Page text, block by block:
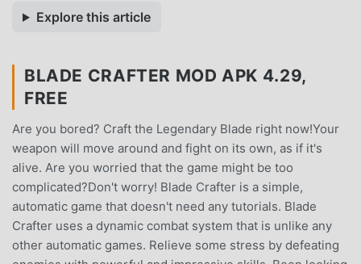
Explore this article
BLADE CRAFTER MOD APK 4.29,
FREE
Are you bored? Craft the Legendary Blade right now!Your
weapon will move around and fight on its own, as if it's
alive. Are you worried that the game might be too
complicated?Don't worry! Blade Crafter is a simple,
automatic game that doesn't need any tutorials. Blade
Crafter uses a dynamic combat system that is unlike any
other automatic games. Relieve some stress by defeating